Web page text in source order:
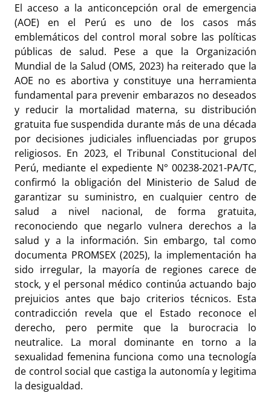
El acceso a la anticoncepción oral de emergencia
(AOE) en el Perú es uno de los casos más
emblemáticos del control moral sobre las políticas
públicas de salud. Pese a que la Organización
Mundial de la Salud (OMS, 2023) ha reiterado que la
AOE no es abortiva y constituye una herramienta
fundamental para prevenir embarazos no deseados
y reducir la mortalidad materna, su distribución
gratuita fue suspendida durante más de una década
por decisiones judiciales influenciadas por grupos
religiosos. En 2023, el Tribunal Constitucional del
Perú, mediante el expediente N° 00238-2021-PA/TC,
confirmó la obligación del Ministerio de Salud de
garantizar su suministro, en cualquier centro de
salud a nivel nacional, de forma gratuita,
reconociendo que negarlo vulnera derechos a la
salud y a la información. Sin embargo, tal como
documenta PROMSEX (2025), la implementación ha
sido irregular, la mayoría de regiones carece de
stock, y el personal médico continúa actuando bajo
prejuicios antes que bajo criterios técnicos. Esta
contradicción revela que el Estado reconoce el
derecho, pero permite que la burocracia lo
neutralice. La moral dominante en torno a la
sexualidad femenina funciona como una tecnología
de control social que castiga la autonomía y legitima
la desigualdad.